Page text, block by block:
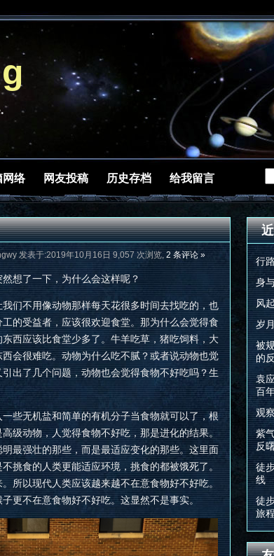
网络 网友投稿 历史存档 给我留言
发表于:2019年10月16日 9,057 次浏览, 2 条评论 »
想了一下，为什么会这样呢？
们不用像动物那样每天花很多时间去找吃的，也
的受益者，应该很欢迎食堂。那为什么会觉得食
西应该比食堂少多了。牛羊吃草，猪吃饲料，大
会很难吃。动物为什么吃不腻？或者说动物也觉
出了几个问题，动物也会觉得食物不好吃吗？生
些无机盐和简单的有机分子当食物就可以了，根
级动物，人觉得食物不好吃，那是进化的结果。
最强壮的那些，而是最适应变化的那些。这里面
挑食的人类更能适应环境，挑食的都被饿死了。
所以现代人类应该越来越不在意食物好不好吃。
更不在意食物好不好吃。这显然不是事实。
行
身
风
岁
被
的
袁
百
观
紫
反
徒
线
徒
旅程